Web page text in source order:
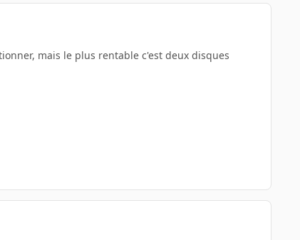
mais le plus rentable c'est deux disques